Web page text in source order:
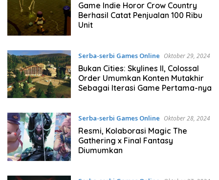
Game Indie Horor Crow Country
Berhasil Catat Penjualan 100 Ribu
Unit
Serba-serbi Games Online Oktober 29, 2024
Bukan Cities: Skylines II, Colossal
Order Umumkan Konten Mutakhir
Sebagai Iterasi Game Pertama-nya
Serba-serbi Games Online Oktober 28, 2024
Resmi, Kolaborasi Magic The
Gathering x Final Fantasy
Diumumkan